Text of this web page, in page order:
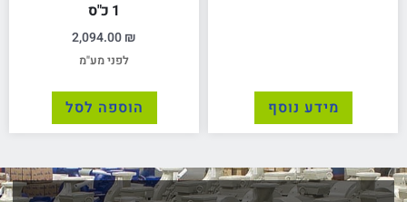
מידע נוסף
1 כ"ס
2,094.00₪
לפני מע"מ
הוספה לסל